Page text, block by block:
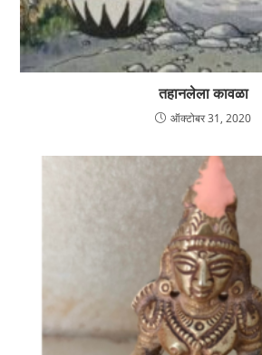
तहानलेला कावळा
ऑक्टोबर 31, 2020